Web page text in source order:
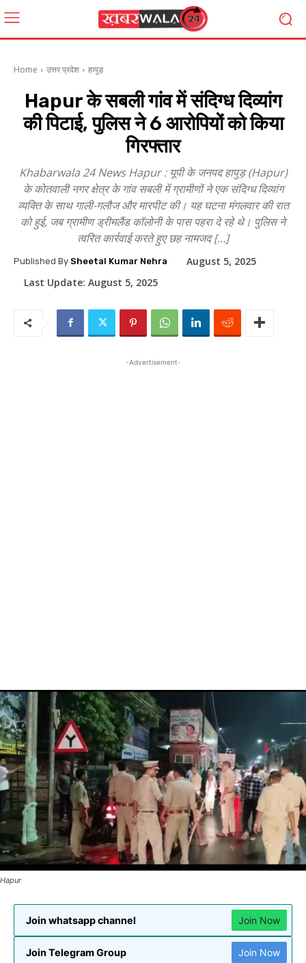
Home उत्तर प्रदेश हापुड़
Hapur के सबली गांव में संदिग्ध दिव्यांग
की पिटाई, पुलिस ने 6 आरोपियों को किया
गिरफ्तार
Khabarwala 24 News Hapur : यूपी के जनपद हापुड़ (Hapur)
के कोतवाली नगर क्षेत्र के गांव सबली में ग्रामीणों ने एक संदिग्ध दिव्यांग
व्यक्ति के साथ गाली-गलौज और मारपीट की। यह घटना मंगलवार की रात
को हुई, जब ग्रामीण ड्रीमलैंड कॉलोनी के पास पहरा दे रहे थे। पुलिस ने
त्वरित कार्रवाई करते हुए छह नामजद […]
Published By Sheetal Kumar Nehra
August 5, 2025
Last Update: August 5, 2025
-Advertisement-
Hapur
Join whatsapp channel Join Now
Join Telegram Group Join Now